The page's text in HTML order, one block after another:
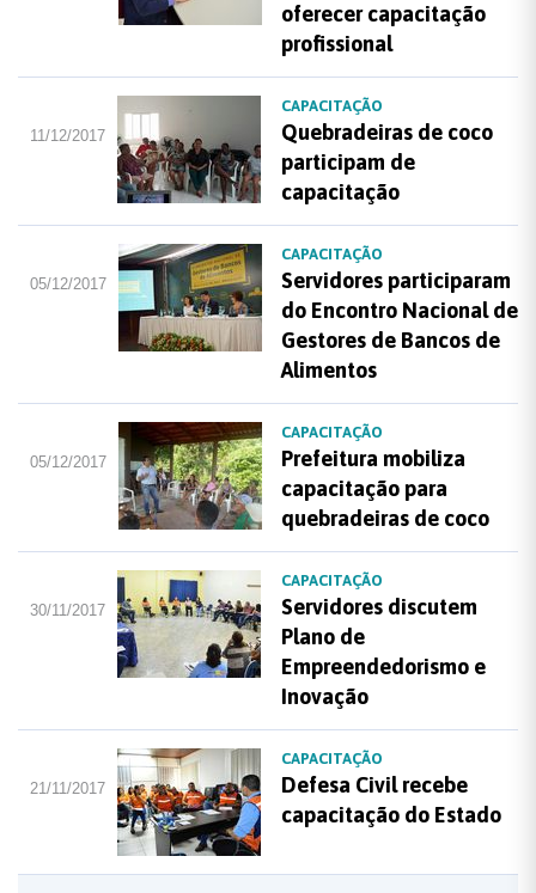
oferecer capacitação
profissional
11/12/2017
CAPACITAÇÃO
Quebradeiras de coco
participam de
capacitação
05/12/2017
CAPACITAÇÃO
Servidores participaram
do Encontro Nacional de
Gestores de Bancos de
Alimentos
05/12/2017
CAPACITAÇÃO
Prefeitura mobiliza
capacitação para
quebradeiras de coco
30/11/2017
CAPACITAÇÃO
Servidores discutem
Plano de
Empreendedorismo e
Inovação
21/11/2017
CAPACITAÇÃO
Defesa Civil recebe
capacitação do Estado